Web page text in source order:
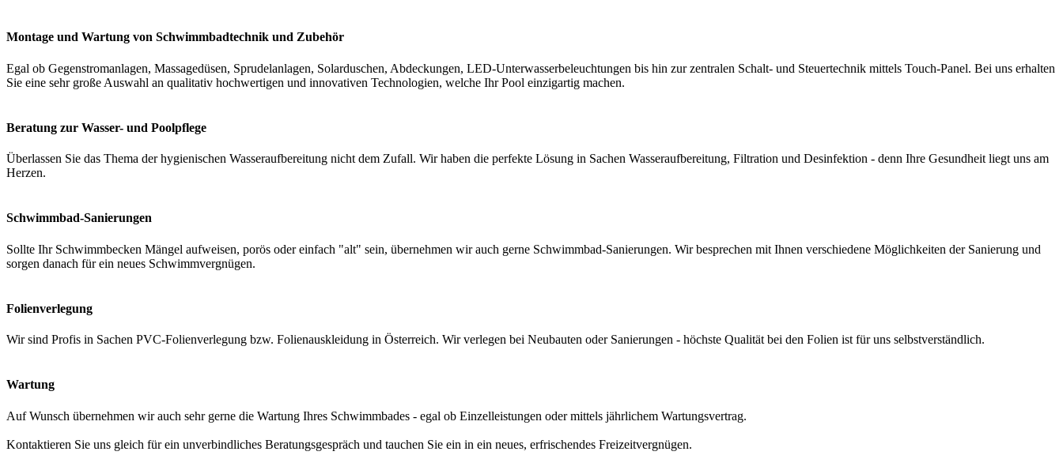
Montage und Wartung von Schwimmbadtechnik und Zubehör
Egal ob Gegenstromanlagen, Massagedüsen, Sprudelanlagen, Solarduschen, Abdeckungen, LED-Unterwasserbeleuchtungen bis hin zur zentralen Schalt- und Steuertechnik mittels Touch-Panel. Bei uns erhalten
Sie eine sehr große Auswahl an qualitativ hochwertigen und innovativen Technologien, welche Ihr Pool einzigartig machen.
Beratung zur Wasser- und Poolpflege
Überlassen Sie das Thema der hygienischen Wasseraufbereitung nicht dem Zufall. Wir haben die perfekte Lösung in Sachen Wasseraufbereitung, Filtration und Desinfektion - denn Ihre Gesundheit liegt uns am
Herzen.
Schwimmbad-Sanierungen
Sollte Ihr Schwimmbecken Mängel aufweisen, porös oder einfach "alt" sein, übernehmen wir auch gerne Schwimmbad-Sanierungen. Wir besprechen mit Ihnen verschiedene Möglichkeiten der Sanierung und
sorgen danach für ein neues Schwimmvergnügen.
Folienverlegung
Wir sind Profis in Sachen PVC-Folienverlegung bzw. Folienauskleidung in Österreich. Wir verlegen bei Neubauten oder Sanierungen - höchste Qualität bei den Folien ist für uns selbstverständlich.
Wartung
Auf Wunsch übernehmen wir auch sehr gerne die Wartung Ihres Schwimmbades - egal ob Einzelleistungen oder mittels jährlichem Wartungsvertrag.
Kontaktieren Sie uns gleich für ein unverbindliches Beratungsgespräch und tauchen Sie ein in ein neues, erfrischendes Freizeitvergnügen.